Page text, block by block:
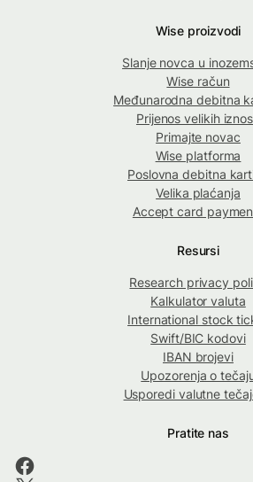
Wise proizvodi
Slanje novca u
Wise račun
Međunarodna debitna
Prijenos velikih
Primajte novac
Wise platforma
Poslovna debitna
Velika plaćanja
Accept card
Resursi
Research privacy
Kalkulator valuta
International stock
Swift/BIC kodovi
IBAN brojevi
Upozorenja o
Usporedi valutne
Pratite nas